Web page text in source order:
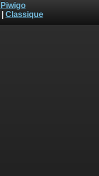
Piwigo
Classique